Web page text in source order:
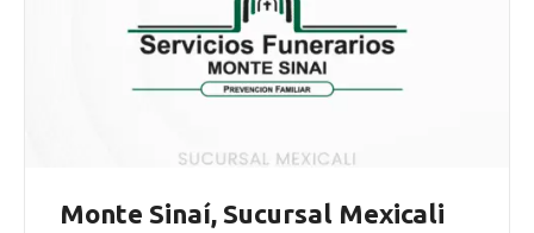
Monte Sinaí, Sucursal Mexicali